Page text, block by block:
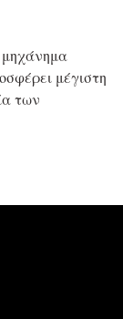
μηχάνημα
μέγιστη
των